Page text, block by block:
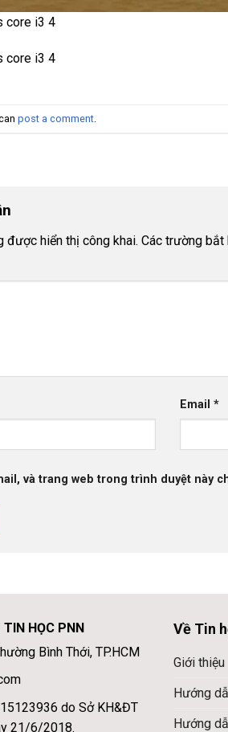
core i3 4
core i3 4
post a comment
được hiển thị công khai. Các trường
Email*
và trang web trong trình duyệt này
TIN HỌC PNN
Bình Thới, TP.HCM
do Sở KH&ĐT
21/6/2018.
Về Tin
Giới thiệu
Hướng
Hướng